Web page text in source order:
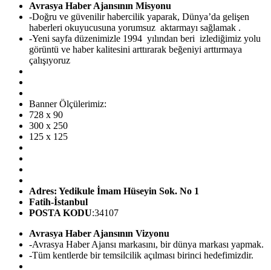
Avrasya Haber Ajansının Misyonu
-Doğru ve güvenilir habercilik yaparak, Dünya’da gelişen
haberleri okuyucusuna yorumsuz aktarmayı sağlamak .
-Yeni sayfa düzenimizle 1994 yılından beri izlediğimiz yolu
görüntü ve haber kalitesini arttırarak beğeniyi arttırmaya
çalışıyoruz
Banner Ölçülerimiz:
728 x 90
300 x 250
125 x 125
Adres: Yedikule İmam Hüseyin Sok. No 1
Fatih-İstanbul
POSTA KODU:34107
Avrasya Haber Ajansının Vizyonu
-Avrasya Haber Ajansı markasını, bir dünya markası yapmak.
-Tüm kentlerde bir temsilcilik açılması birinci hedefimizdir.